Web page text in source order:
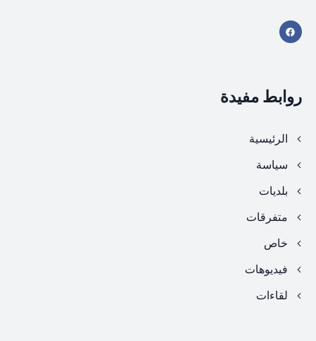
روابط مفيدة
الرئيسية
سياسة
بلديات
متفرقات
خاص
فيديوهات
لقاءات